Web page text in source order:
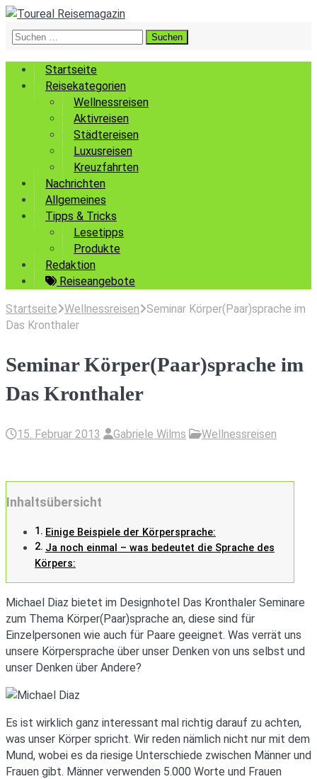
Suchen
Startseite
Reisekategorien
Wellnessreisen
Aktivreisen
Städtereisen
Luxusreisen
Kreuzfahrten
Nachrichten
Allgemeines
Tipps & Tricks
Lesetipps
Produkte
Redaktion
Reiseangebote
Startseite Wellnessreisen Seminar Körper(Paar)sprache im
Das Kronthaler
Seminar Körper(Paar)sprache im
Das Kronthaler
15. Februar 2013 Gabriele Wilms Wellnessreisen
Inhaltsübersicht
Einige Beispiele der Körpersprache:
Ja noch einmal – was bedeutet die Sprache des
Körpers:
Michael Diaz bietet im Designhotel Das Kronthaler Seminare
zum Thema Körper(Paar)sprache an, diese sind für
Einzelpersonen wie auch für Paare geeignet. Was verrät uns
unsere Körpersprache über unser Denken von uns selbst und
unser Denken über Andere?
Es ist wirklich ganz interessant mal richtig darauf zu achten,
was unser Körper spricht. Wir reden nämlich nicht nur mit dem
Mund, wobei es da riesige Unterschiede zwischen Männer und
Frauen gibt. Männer verwenden 5.000 Worte und Frauen